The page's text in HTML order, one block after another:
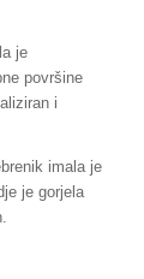
je
površine
i
imala je
je gorjela